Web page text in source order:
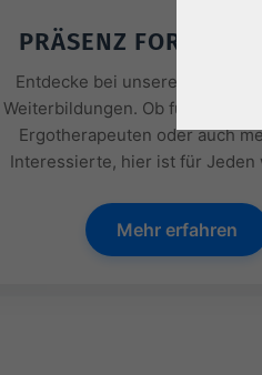
PRÄSENZ
Entdecke bei unseren Partnern
Weiterbildungen. Ob für
Ergotherapeuten oder auch
Interessierte, hier ist für Jeden
Mehr erfahren